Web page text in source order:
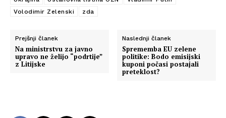
Volodimir Zelenski
zda
Prejšnji članek
Na ministrstvu za javno
upravo ne želijo “podrtije”
z Litijske
Naslednji članek
Sprememba EU zelene
politike: Bodo emisijski
kuponi počasi postajali
preteklost?